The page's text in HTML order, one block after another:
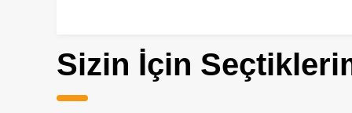
Sizin İçin